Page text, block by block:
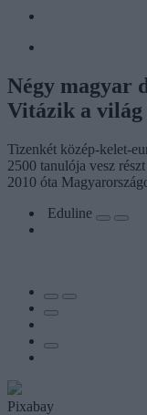
Négy magyar
Vitázik a világ
Tizenkét közép-kelet-
2500 tanulója vesz
2010 óta
Eduline
Pixabay